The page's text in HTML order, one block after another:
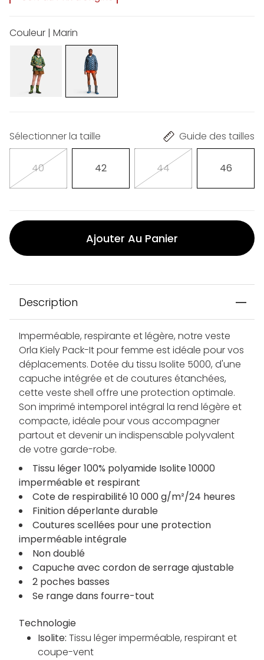
Couleur | Marin
Sélectionner la taille Guide des tailles
40 42 44 46
Ajouter Au Panier
Description
Imperméable, respirante et légère, notre veste
Orla Kiely Pack-It pour femme est idéale pour vos
déplacements. Dotée du tissu Isolite 5000, d'une
capuche intégrée et de coutures étanchées,
cette veste shell offre une protection optimale.
Son imprimé intemporel intégral la rend légère et
compacte, idéale pour vous accompagner
partout et devenir un indispensable polyvalent
de votre garde-robe.
Tissu léger 100% polyamide Isolite 10000
imperméable et respirant
Cote de respirabilité 10 000 g/m²/24 heures
Finition déperlante durable
Coutures scellées pour une protection
imperméable intégrale
Non doublé
Capuche avec cordon de serrage ajustable
2 poches basses
Se range dans fourre-tout
Technologie
Isolite: Tissu léger imperméable, respirant et
coupe-vent